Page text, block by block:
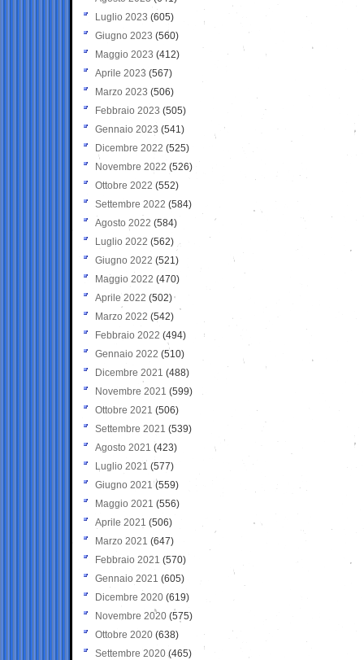
Luglio 2023 (605)
Giugno 2023 (560)
Maggio 2023 (412)
Aprile 2023 (567)
Marzo 2023 (506)
Febbraio 2023 (505)
Gennaio 2023 (541)
Dicembre 2022 (525)
Novembre 2022 (526)
Ottobre 2022 (552)
Settembre 2022 (584)
Agosto 2022 (584)
Luglio 2022 (562)
Giugno 2022 (521)
Maggio 2022 (470)
Aprile 2022 (502)
Marzo 2022 (542)
Febbraio 2022 (494)
Gennaio 2022 (510)
Dicembre 2021 (488)
Novembre 2021 (599)
Ottobre 2021 (506)
Settembre 2021 (539)
Agosto 2021 (423)
Luglio 2021 (577)
Giugno 2021(559)
Maggio 2021 (556)
Aprile 2021 (506)
Marzo 2021 (647)
Febbraio 2021 (570)
Gennaio 2021 (605)
Dicembre 2020 (619)
Novembre 2020 (575)
Ottobre 2020 (638)
Settembre 2020(465)